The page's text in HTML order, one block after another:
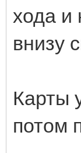
хода и
внизу
Карты
потом